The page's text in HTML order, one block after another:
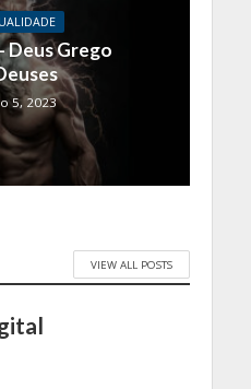
Deus Grego
5, 2023
VIEW ALL POSTS